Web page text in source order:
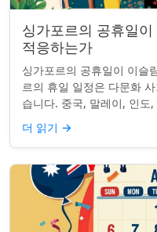
싱가포르의 공휴일
적응하는가
싱가포르의 공휴일이 이슬
르의 휴일 일정은 다문화
습니다. 중국, 말레이, 인도
하여, 나라의 다양성을 반영
더 읽기 →